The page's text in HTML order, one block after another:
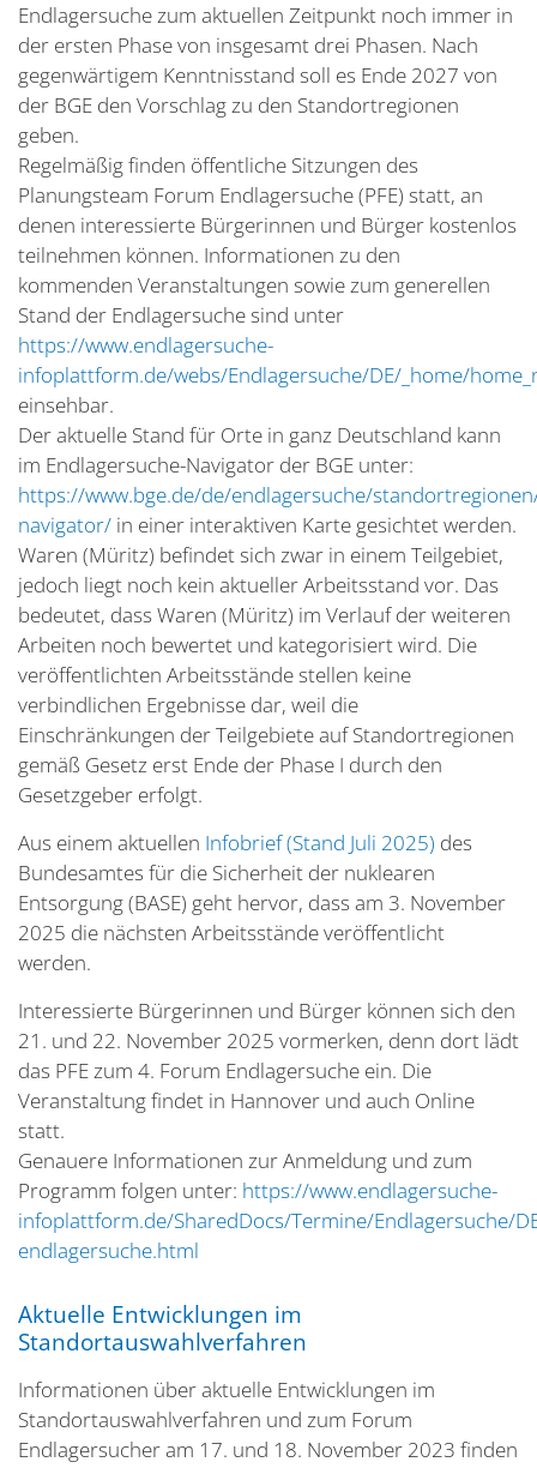
Endlagersuche zum aktuellen Zeitpunkt noch immer in
der ersten Phase von insgesamt drei Phasen. Nach
gegenwärtigem Kenntnisstand soll es Ende 2027 von
der BGE den Vorschlag zu den Standortregionen
geben.
Regelmäßig finden öffentliche Sitzungen des
Planungsteam Forum Endlagersuche (PFE) statt, an
denen interessierte Bürgerinnen und Bürger kostenlos
teilnehmen können. Informationen zu den
kommenden Veranstaltungen sowie zum generellen
Stand der Endlagersuche sind unter
https://www.endlagersuche-
infoplattform.de/webs/Endlagersuche/DE/_home/
einsehbar.
Der aktuelle Stand für Orte in ganz Deutschland kann
im Endlagersuche-Navigator der BGE unter:
https://www.bge.de/de/endlagersuche/
navigator/ in einer interaktiven Karte gesichtet werden.
Waren (Müritz) befindet sich zwar in einem Teilgebiet,
jedoch liegt noch kein aktueller Arbeitsstand vor. Das
bedeutet, dass Waren (Müritz) im Verlauf der weiteren
Arbeiten noch bewertet und kategorisiert wird. Die
veröffentlichten Arbeitsstände stellen keine
verbindlichen Ergebnisse dar, weil die
Einschränkungen der Teilgebiete auf Standortregionen
gemäß Gesetz erst Ende der Phase I durch den
Gesetzgeber erfolgt.
Aus einem aktuellen Infobrief (Stand Juli 2025) des
Bundesamtes für die Sicherheit der nuklearen
Entsorgung (BASE) geht hervor, dass am 3. November
2025 die nächsten Arbeitsstände veröffentlicht
werden.
Interessierte Bürgerinnen und Bürger können sich den
21. und 22. November 2025 vormerken, denn dort lädt
das PFE zum 4. Forum Endlagersuche ein. Die
Veranstaltung findet in Hannover und auch Online
statt.
Genauere Informationen zur Anmeldung und zum
Programm folgen unter: https://www.endlagersuche-
infoplattform.de/SharedDocs/Termine/Endlagersuche/
endlagersuche.html
Aktuelle Entwicklungen im
Standortauswahlverfahren
Informationen über aktuelle Entwicklungen im
Standortauswahlverfahren und zum Forum
Endlagersucher am 17. und 18. November 2023 finden